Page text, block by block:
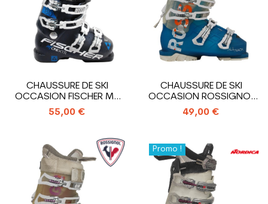
CHAUSSURE DE SKI
OCCASION FISCHER MY
ONE 80 XTR
55,00 €
CHAUSSURE DE SKI
OCCASION ROSSIGNOL
ALLTRACK
49,00 €
Promo !